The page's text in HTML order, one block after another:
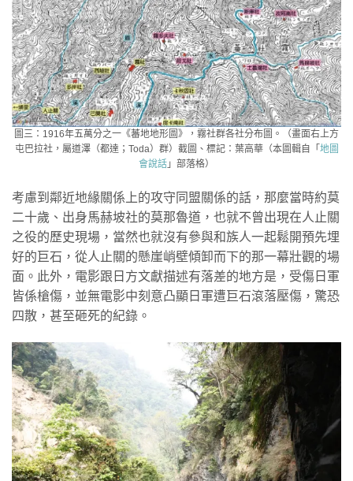
圖三：1916年五萬分之一《蕃地地形圖》，霧社群各社分布圖。（畫面右上方
屯巴拉社，屬道澤（都達；Toda）群）截圖、標記：葉高華（本圖輯自「 地圖
會說話 」部落格）
考慮到鄰近地緣關係上的攻守同盟關係的話，那麼當時約莫
二十歲、出身馬赫坡社的莫那魯道，也就不曾出現在人止關
之役的歷史現場，當然也就沒有參與和族人一起鬆開預先埋
好的巨石，從人止關的懸崖峭壁傾卸而下的那一幕壯觀的場
面。此外，電影跟日方文獻描述有落差的地方是，受傷日軍
皆係槍傷，並無電影中刻意凸顯日軍遭巨石滾落壓傷，驚恐
四散，甚至砸死的紀錄。